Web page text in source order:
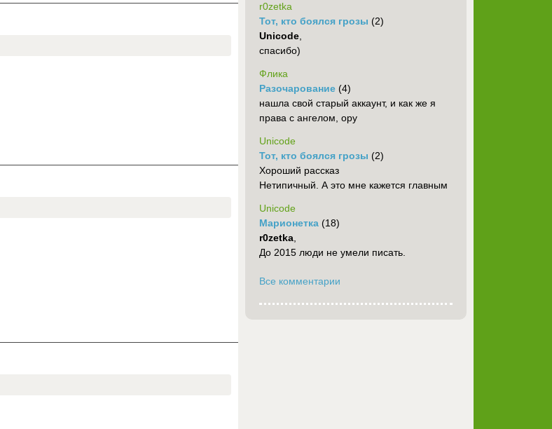
r0zetka
Тот, кто боялся грозы (2)
Unicode
спасибо)
Флика
Разочарование (4)
нашла свой старый аккаунт, и как же я
права с ангелом, ору
Unicode
Тот, кто боялся грозы (2)
Хороший рассказ
Нетипичный. А это мне кажется главным
Unicode
Марионетка (18)
r0zetka
До 2015 люди не умели писать.
Все комментарии